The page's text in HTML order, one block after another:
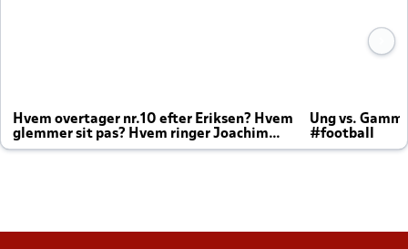
Hvem overtager nr.10 efter Eriksen? Hvem
glemmer sit pas? Hvem ringer Joachim
altid til efter kampe?
Ung vs.
#football